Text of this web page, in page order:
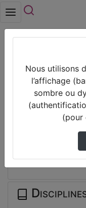
E-Sidoc :
Documents…
Prendre
Il n'y a pas de note
Connectez-vous
Nous utilisons
l’affichage
sombre ou
(pour